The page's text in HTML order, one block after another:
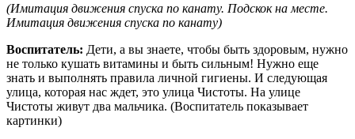
(Имитация движения спуска по канату. Подскок на месте.
Имитация движения спуска по канату)
Воспитатель: Дети, а вы знаете, чтобы быть здоровым, нужно
не только кушать витамины и быть сильным! Нужно еще
знать и выполнять правила личной гигиены. И следующая
улица, которая нас ждет, это улица Чистоты. На улице
Чистоты живут два мальчика. (Воспитатель показывает
картинки)